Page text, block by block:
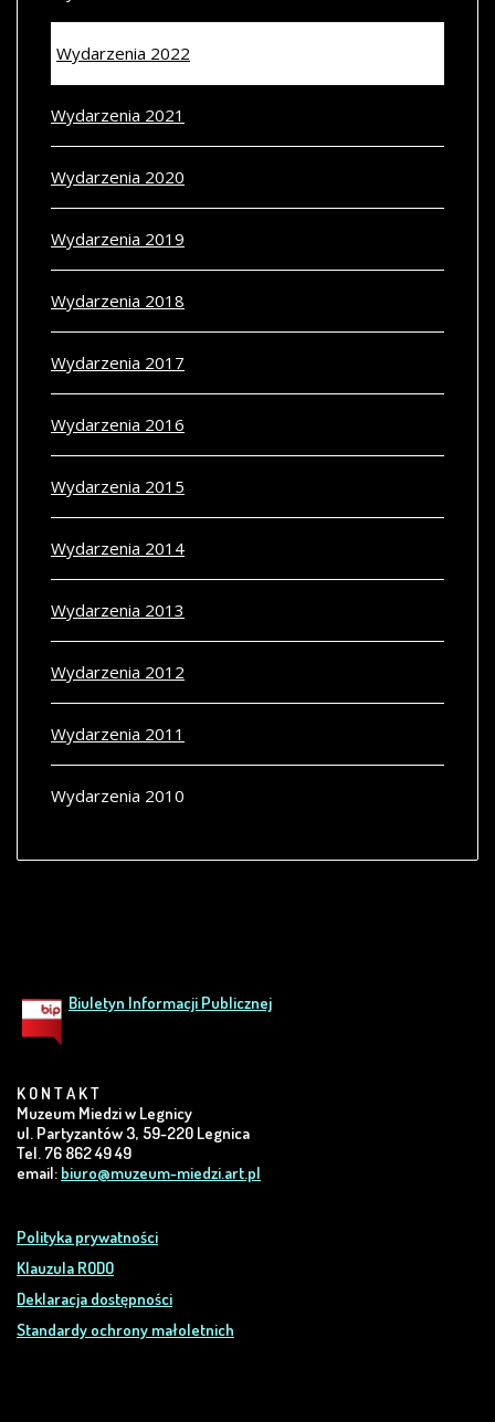
Wydarzenia 2022
Wydarzenia 2021
Wydarzenia 2020
Wydarzenia 2019
Wydarzenia 2018
Wydarzenia 2017
Wydarzenia 2016
Wydarzenia 2015
Wydarzenia 2014
Wydarzenia 2013
Wydarzenia 2012
Wydarzenia 2011
Wydarzenia 2010
Biuletyn Informacji Publicznej
K O N T A K T
Muzeum Miedzi w Legnicy
ul. Partyzantów 3, 59-220 Legnica
Tel. 76 862 49 49
email: biuro@muzeum-miedzi.art.pl
Polityka prywatności
Klauzula RODO
Deklaracja dostępności
Standardy ochrony małoletnich